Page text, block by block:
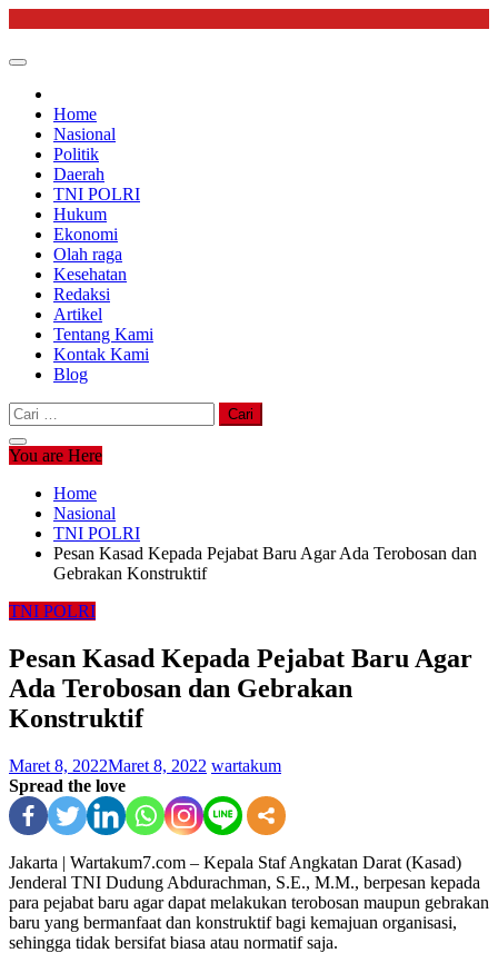
content
Home
Nasional
Politik
Daerah
TNI POLRI
Hukum
Ekonomi
Olah raga
Kesehatan
Redaksi
Artikel
Tentang Kami
Kontak Kami
Blog
Cari
untuk:
You are Here
Home
Nasional
TNI POLRI
Pesan Kasad Kepada Pejabat Baru Agar Ada Terobosan dan
Gebrakan Konstruktif
TNI POLRI
Pesan Kasad Kepada Pejabat Baru Agar
Ada Terobosan dan Gebrakan
Konstruktif
Maret 8, 2022Maret 8, 2022 wartakum
Spread the love
Jakarta | Wartakum7.com – Kepala Staf Angkatan Darat (Kasad)
Jenderal TNI Dudung Abdurachman, S.E., M.M., berpesan kepada
para pejabat baru agar dapat melakukan terobosan maupun gebrakan
baru yang bermanfaat dan konstruktif bagi kemajuan organisasi,
sehingga tidak bersifat biasa atau normatif saja.